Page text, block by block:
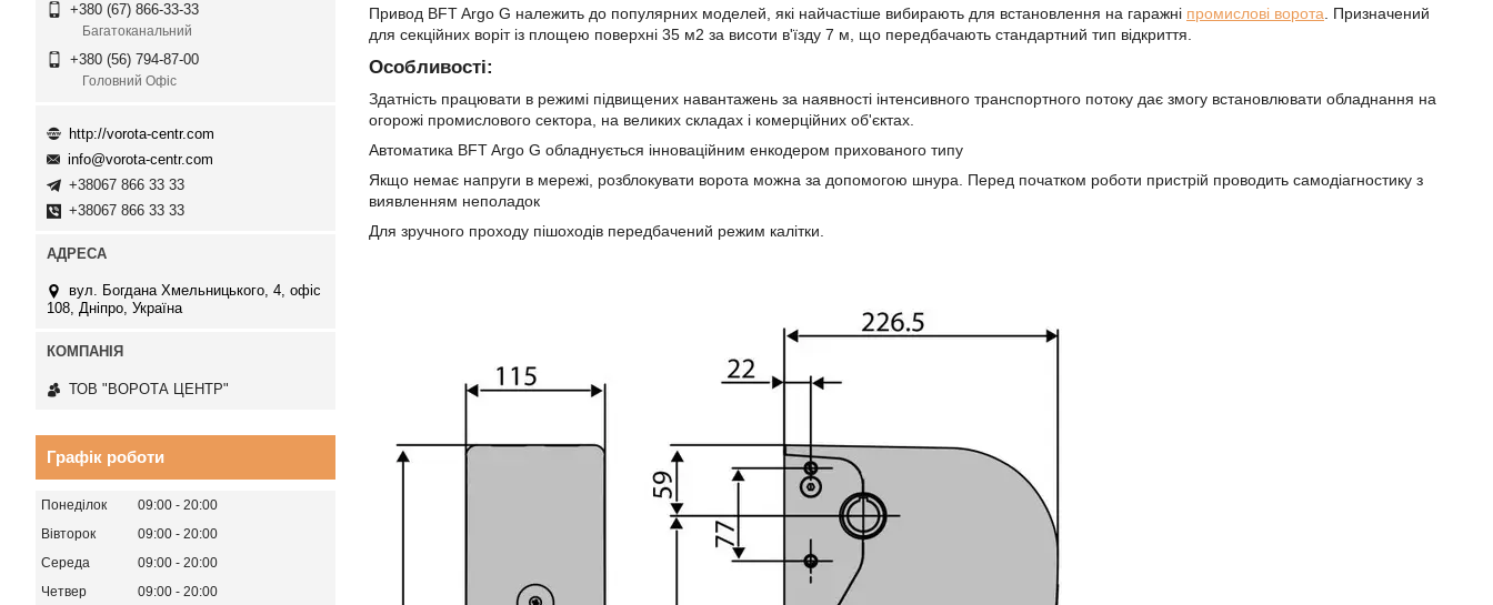
Привод BFT Argo G належить до популярних моделей, які найчастіше вибирають для встановлення на гаражні промислові ворота . Призначений
для секційних воріт із площею поверхні 35 м2 за висоти в'їзду 7 м, що передбачають стандартний тип відкриття.
Особливості:
Здатність працювати в режимі підвищених навантажень за наявності інтенсивного транспортного потоку дає змогу встановлювати обладнання на
огорожі промислового сектора, на великих складах і комерційних об'єктах.
Автоматика BFT Argo G обладнується інноваційним енкодером прихованого типу
Якщо немає напруги в мережі, розблокувати ворота можна за допомогою шнура. Перед початком роботи пристрій проводить самодіагностику з
виявленням неполадок
Для зручного проходу пішоходів передбачений режим калітки.
+380 (67) 866-33-33
Багатоканальний
+380 (56) 794-87-00
Головний Офіс
http://vorota-centr.com
info@vorota-centr.com
+38067 866 33 33
+38067 866 33 33
вул. Богдана Хмельницького, 4, офіс
108, Дніпро, Україна
ТОВ "ВОРОТА ЦЕНТР"
Графік роботи
Понеділок 09:00
20:00
Вівторок
09:00
20:00
Середа
09:00
20:00
Четвер
09:00
20:00